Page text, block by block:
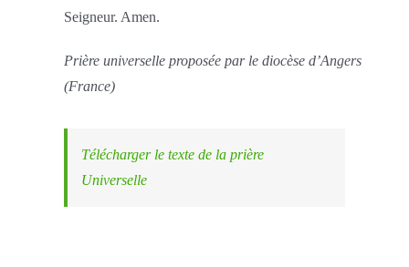
Seigneur. Amen.
Prière universelle proposée par le diocèse d’Angers
(France)
Télécharger le texte de la prière
Universelle